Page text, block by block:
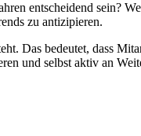
entscheidend sein?
zu antizipieren.
Das bedeutet, dass
und selbst aktiv an